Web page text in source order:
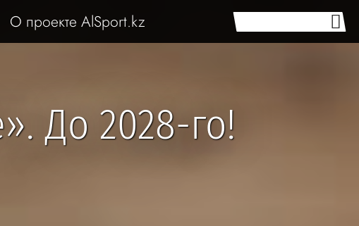
О проекте AlSport.kz
До 2028-го!